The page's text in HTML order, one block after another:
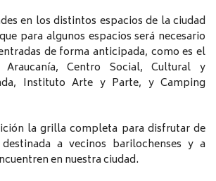
en los distintos espacios de la ciudad
para algunos espacios será necesario
de forma anticipada, como es el
Centro Social, Cultural y
Instituto Arte y Parte, y Camping
la grilla completa para disfrutar de
a vecinos barilochenses y a
en nuestra ciudad.